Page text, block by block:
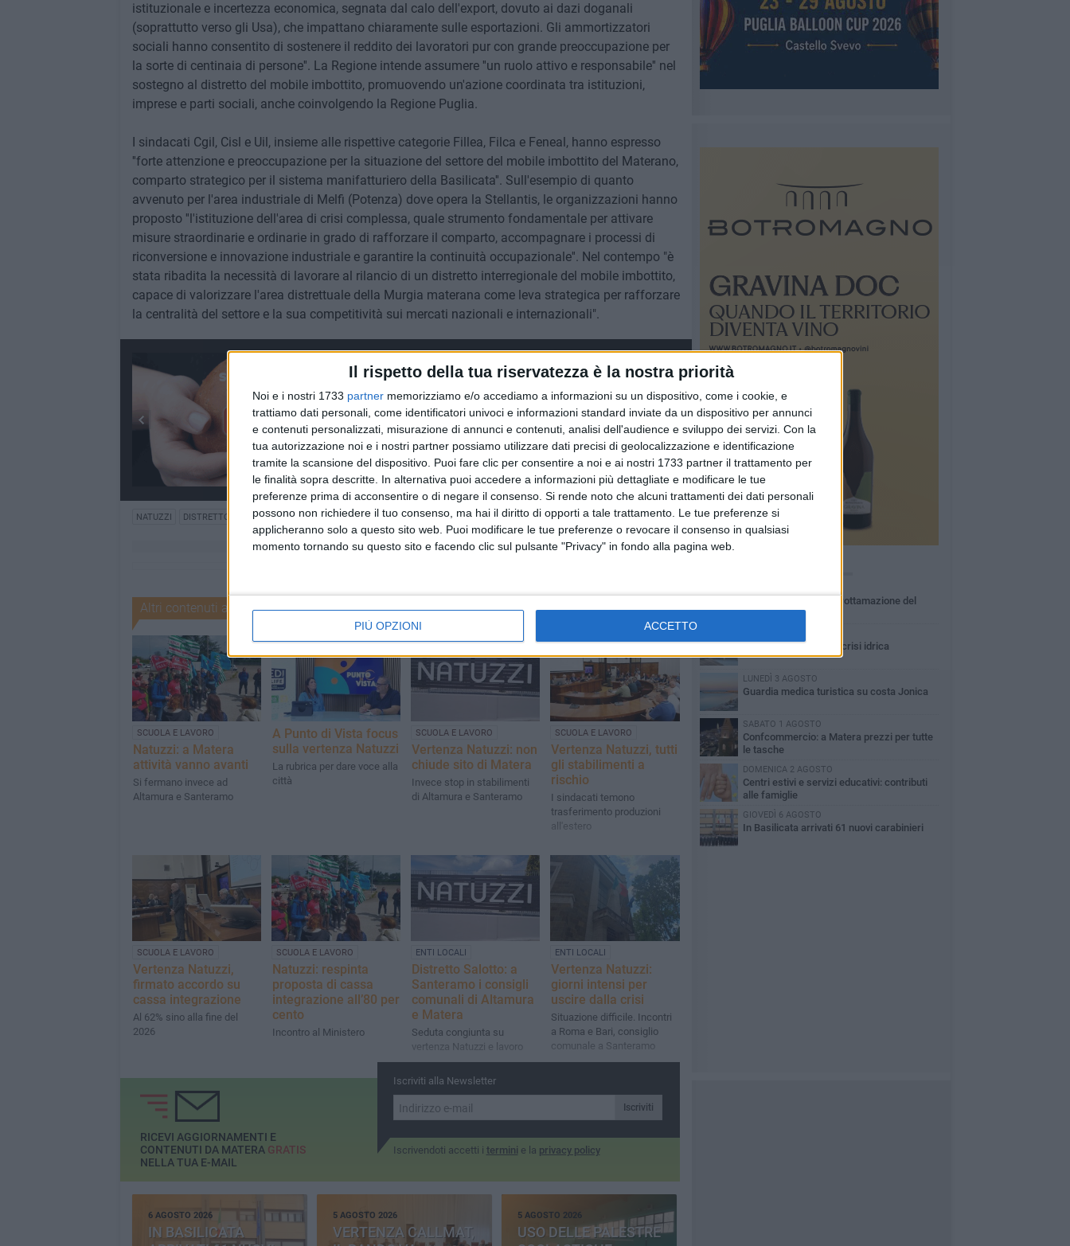
Il rispetto della tua riservatezza è la nostra priorità
Noi e i nostri 1733 partner memorizziamo e/o accediamo a informazioni su un dispositivo, come i cookie, e
trattiamo dati personali, come identificatori univoci e informazioni standard inviate da un dispositivo per annunci
e contenuti personalizzati, misurazione di annunci e contenuti, analisi dell'audience e sviluppo dei servizi. Con la
tua autorizzazione noi e i nostri partner possiamo utilizzare dati precisi di geolocalizzazione e identificazione
tramite la scansione del dispositivo. Puoi fare clic per consentire a noi e ai nostri 1733 partner il trattamento per
le finalità sopra descritte. In alternativa puoi accedere a informazioni più dettagliate e modificare le tue
preferenze prima di acconsentire o di negare il consenso. Si rende noto che alcuni trattamenti dei dati personali
possono non richiedere il tuo consenso, ma hai il diritto di opporti a tale trattamento. Le tue preferenze si
applicheranno solo a questo sito web. Puoi modificare le tue preferenze o revocare il consenso in qualsiasi
momento tornando su questo sito e facendo clic sul pulsante "Privacy" in fondo alla pagina web.
PIÙ OPZIONI ACCETTO
istituzionale e incertezza economica, segnata dal calo dell'export, dovuto ai dazi doganali
(soprattutto verso gli Usa), che impattano chiaramente sulle esportazioni. Gli ammortizzatori
sociali hanno consentito di sostenere il reddito dei lavoratori pur con grande preoccupazione per
la sorte di centinaia di persone''. La Regione intende assumere ''un ruolo attivo e responsabile'' nel
sostegno al distretto del mobile imbottito, promuovendo un'azione coordinata tra istituzioni,
imprese e parti sociali, anche coinvolgendo la Regione Puglia.
I sindacati Cgil, Cisl e Uil, insieme alle rispettive categorie Fillea, Filca e Feneal, hanno espresso
''forte attenzione e preoccupazione per la situazione del settore del mobile imbottito del Materano,
comparto strategico per il sistema manifatturiero della Basilicata''. Sull'esempio di quanto
avvenuto per l'area industriale di Melfi (Potenza) dove opera la Stellantis, le organizzazioni hanno
proposto ''l'istituzione dell'area di crisi complessa, quale strumento fondamentale per attivare
misure straordinarie e ordinarie in grado di rafforzare il comparto, accompagnare i processi di
riconversione e innovazione industriale e garantire la continuità occupazionale''. Nel contempo "è
stata ribadita la necessità di lavorare al rilancio di un distretto interregionale del mobile imbottito,
capace di valorizzare l'area distrettuale della Murgia materana come leva strategica per rafforzare
la centralità del settore e la sua competitività sui mercati nazionali e internazionali".
NATUZZI DISTRETTO SALOTTO
Altri contenuti a tema
SCUOLA E LAVORO
Natuzzi: a Matera
attività vanno avanti
Si fermano invece ad
Altamura e Santeramo
A Punto di Vista focus
sulla vertenza Natuzzi
La rubrica per dare voce alla
città
SCUOLA E LAVORO
Vertenza Natuzzi: non
chiude sito di Matera
Invece stop in stabilimenti
di Altamura e Santeramo
SCUOLA E LAVORO
Vertenza Natuzzi, tutti
gli stabilimenti a
rischio
I sindacati temono
trasferimento produzioni
all'estero
SCUOLA E LAVORO
Vertenza Natuzzi,
firmato accordo su
cassa integrazione
Al 62% sino alla fine del
2026
SCUOLA E LAVORO
Natuzzi: respinta
proposta di cassa
integrazione all’80 per
cento
Incontro al Ministero
ENTI LOCALI
Distretto Salotto: a
Santeramo i consigli
comunali di Altamura
e Matera
Seduta congiunta su
vertenza Natuzzi e lavoro
ENTI LOCALI
Vertenza Natuzzi:
giorni intensi per
uscire dalla crisi
Situazione difficile. Incontri
a Roma e Bari, consiglio
comunale a Santeramo
Iscriviti alla Newsletter
Iscriviti
Iscrivendoti accetti i termini e la privacy policy
RICEVI AGGIORNAMENTI E
CONTENUTI DA MATERA GRATIS
NELLA TUA E-MAIL
6 AGOSTO 2026
IN BASILICATA
5 AGOSTO 2026
VERTENZA CALLMAT,
5 AGOSTO 2026
USO DELLE PALESTRE
Basilicata: approvata rottamazione del
bollo auto
Basilicata: passata la crisi idrica
LUNEDÌ 3 AGOSTO
Guardia medica turistica su costa Jonica
SABATO 1 AGOSTO
Confcommercio: a Matera prezzi per tutte
le tasche
DOMENICA 2 AGOSTO
Centri estivi e servizi educativi: contributi
alle famiglie
GIOVEDÌ 6 AGOSTO
In Basilicata arrivati 61 nuovi carabinieri